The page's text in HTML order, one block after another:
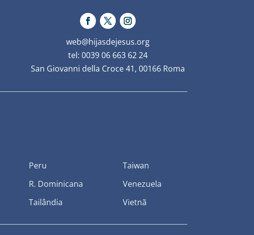
web@hijasdejesus.org
tel: 0039 06 663 62 24
San Giovanni della Croce 41, 00166 Roma
Peru
R. Dominicana
Tailândia
Taiwan
Venezuela
Vietnã